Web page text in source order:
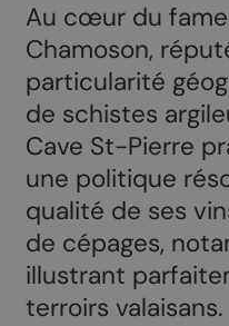
Au cœur du
Chamoson,
particularité
de schistes
Cave St-Pierre
une politique
qualité de ses
de cépages,
illustrant
terroirs valaisans.